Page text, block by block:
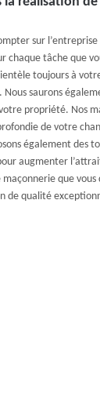
sur
chaque tâche que
toujours à
saurons
propriété. Nos
de votre
également des
augmenter
que vous
de qualité